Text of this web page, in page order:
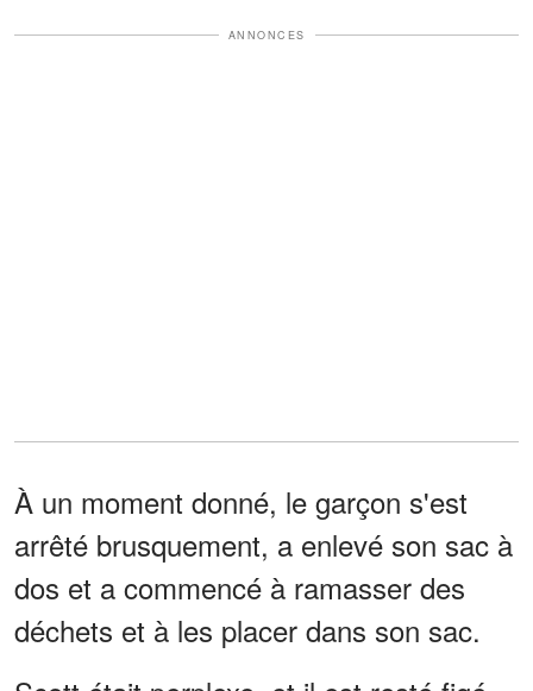
ANNONCES
À un moment donné, le garçon s'est
arrêté brusquement, a enlevé son sac à
dos et a commencé à ramasser des
déchets et à les placer dans son sac.